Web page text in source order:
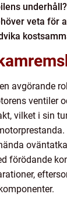
veta för
avgörande
ventiler
vilket i sin
förödande